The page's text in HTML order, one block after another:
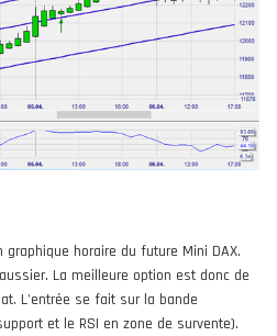
graphique horaire du future Mini DAX.
La meilleure option est donc de
L'entrée se fait sur la bande
et le RSI en zone de survente).